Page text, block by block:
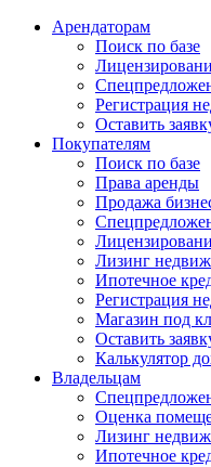
Арендаторам
Поиск по базе
Регистрация
Оставить
Покупателям
Поиск по базе
Права аренды
Продажа
Лизинг
Ипотечное
Регистрация
Магазин под
Оставить
Калькулятор
Владельцам
Оценка
Лизинг
Ипотечное